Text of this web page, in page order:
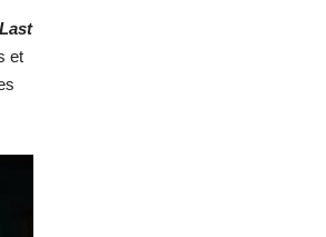
et